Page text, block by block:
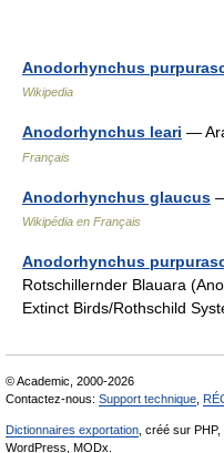
Anodorhynchus
Wikipedia
Anodorhynchus leari —
Français
Anodorhynchus glaucus
Wikipédia en Français
Anodorhynchus
Rotschillernder Blauara
Extinct Birds/Rothschild
© Academic, 2000-2026
Contactez-nous: Support technique
Dictionnaires exportation , créé sur PHP,
WordPress, MODx.